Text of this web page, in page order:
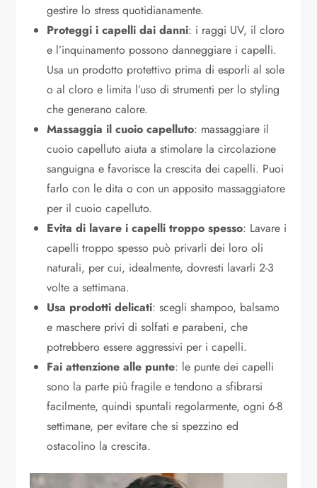
gestire lo stress quotidianamente.
Proteggi i capelli dai danni: i raggi UV, il cloro
e l’inquinamento possono danneggiare i capelli.
Usa un prodotto protettivo prima di esporli al sole
o al cloro e limita l’uso di strumenti per lo styling
che generano calore.
Massaggia il cuoio capelluto: massaggiare il
cuoio capelluto aiuta a stimolare la circolazione
sanguigna e favorisce la crescita dei capelli. Puoi
farlo con le dita o con un apposito massaggiatore
per il cuoio capelluto.
Evita di lavare i capelli troppo spesso: Lavare i
capelli troppo spesso può privarli dei loro oli
naturali, per cui, idealmente, dovresti lavarli 2-3
volte a settimana.
Usa prodotti delicati: scegli shampoo, balsamo
e maschere privi di solfati e parabeni, che
potrebbero essere aggressivi per i capelli.
Fai attenzione alle punte: le punte dei capelli
sono la parte più fragile e tendono a sfibrarsi
facilmente, quindi spuntali regolarmente, ogni 6-8
settimane, per evitare che si spezzino ed
ostacolino la crescita.